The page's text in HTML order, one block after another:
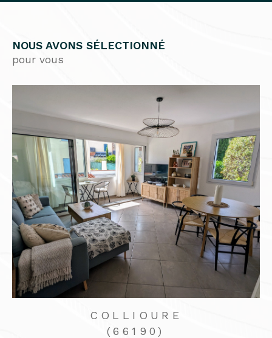
NOUS AVONS SÉLECTIONNÉ
pour vous
COLLIOURE
(66190)